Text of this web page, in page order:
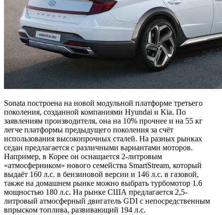
Sonata построена на новой модульной платформе третьего
поколения, созданной компаниями Hyundai и Kia. По
заявлениям производителя, она на 10% прочнее и на 55 кг
легче платформы предыдущего поколения за счёт
использования высокопрочных сталей. На разных рынках
седан предлагается с различными вариантами моторов.
Например, в Корее он оснащается 2-литровым
«атмосферником» нового семейства SmartStream, который
выдаёт 160 л.с. в бензиновой версии и 146 л.с. в газовой,
также на домашнем рынке можно выбрать турбомотор 1.6
мощностью 180 л.с. На рынке США предлагается 2,5-
литровый атмосферный двигатель GDI с непосредственным
впрыском топлива, развивающий 194 л.с.